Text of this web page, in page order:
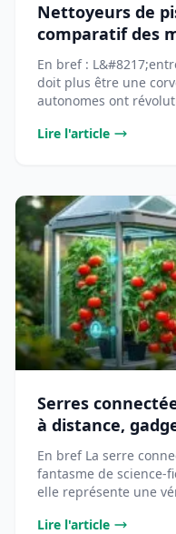
Nettoyeurs de
comparatif des
En bref :
doit plus être une
autonomes ont
Lire l'article
Serres
à distance,
En bref La serre
fantasme de science-
elle représente une
Lire l'article